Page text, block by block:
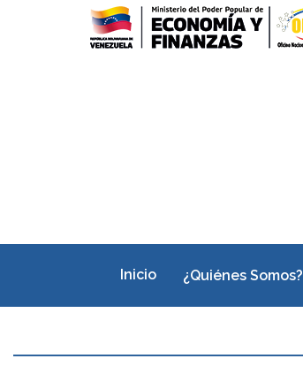
Inicio ¿Quiénes Somos?